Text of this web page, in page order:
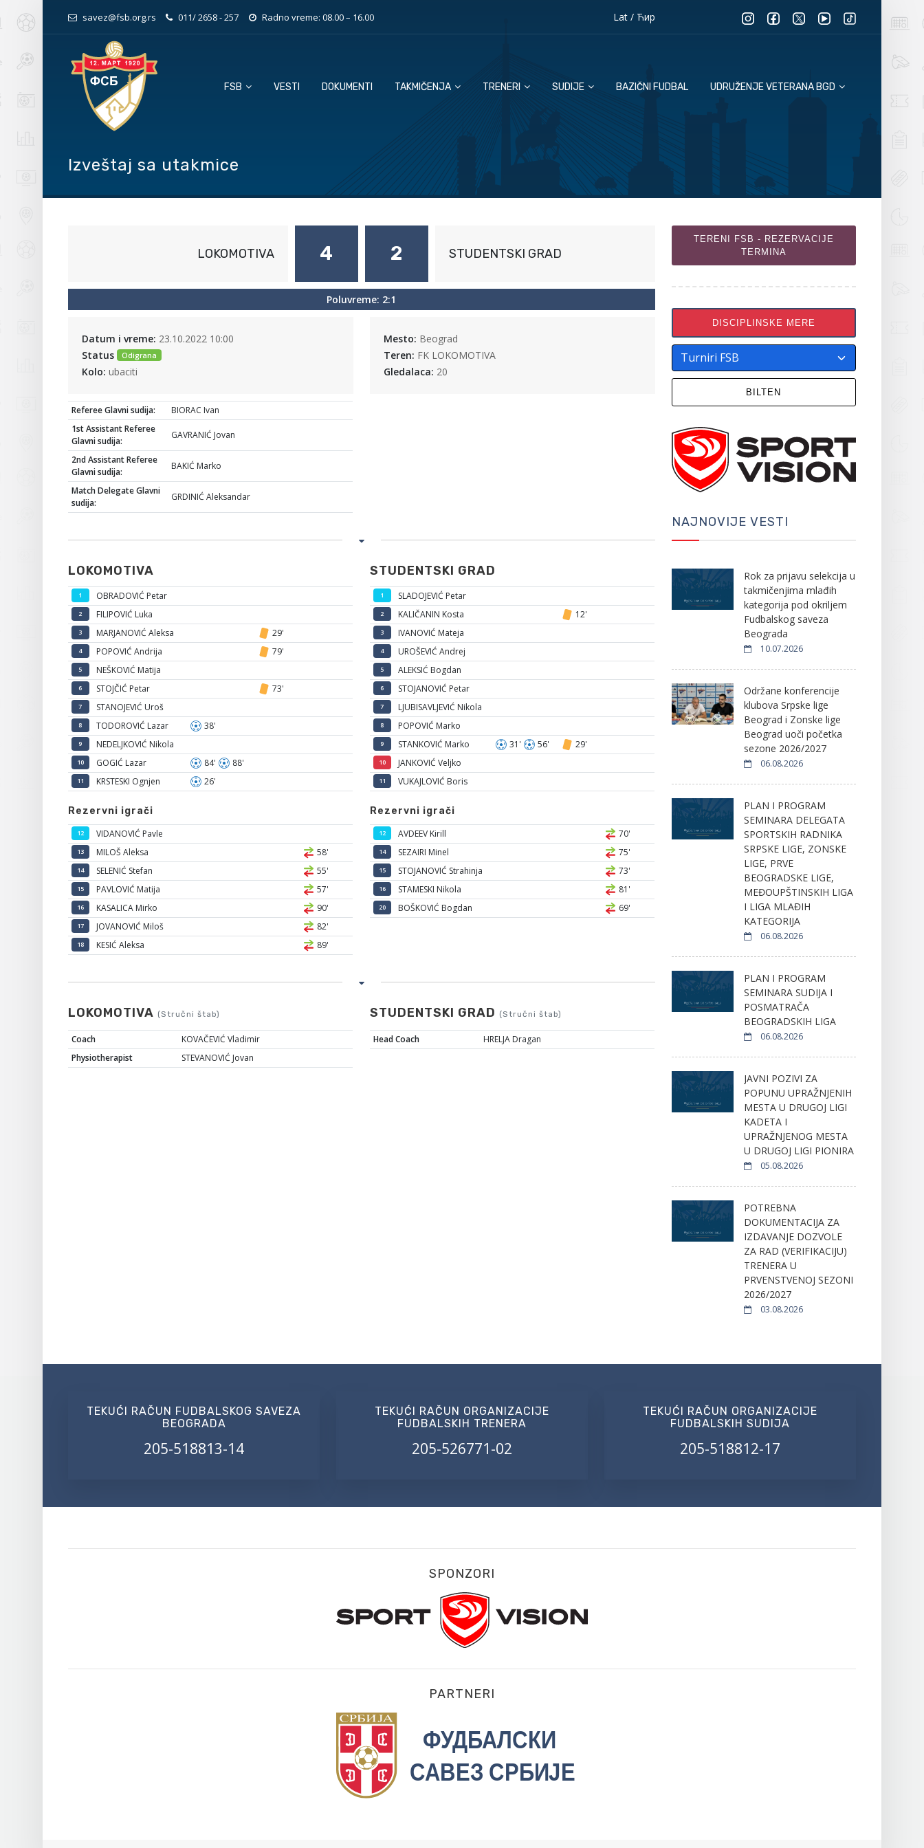
savez@fsb.org.rs 011/ 2658 - 257 Radno vreme: 08.00 – 16.00 Lat/ Ћир
FSB VESTI DOKUMENTI TAKMIČENJA TRENERI SUDIJE BAZIČNI FUDBAL UDRUŽENJE VETERANA BGD
Izveštaj sa utakmice
LOKOMOTIVA 4 2 STUDENTSKI GRAD
Poluvreme: 2:1
Datum i vreme: 23.10.2022 10:00
Status
Odigrana
Kolo: ubaciti
Mesto: Beograd
Teren: FK LOKOMOTIVA
Gledalaca: 20
Referee Glavni sudija:
BIORAC Ivan
1st Assistant Referee
Glavni sudija:
GAVRANIĆ Jovan
2nd Assistant Referee
Glavni sudija:
BAKIĆ Marko
Match Delegate Glavni
sudija:
GRDINIĆ Aleksandar
LOKOMOTIVA
1 OBRADOVIĆ Petar
2 FILIPOVIĆ Luka
3 MARJANOVIĆ Aleksa 29'
4 POPOVIĆ Andrija 79'
5 NEŠKOVIĆ Matija
6 STOJČIĆ Petar 73'
7 STANOJEVIĆ Uroš
8 TODOROVIĆ Lazar 38'
9 NEDELJKOVIĆ Nikola
10 GOGIĆ Lazar 84' 88'
11 KRSTESKI Ognjen 26'
Rezervni igrači
12 VIDANOVIĆ Pavle
13 MILOŠ Aleksa 58'
14 SELENIĆ Stefan 55'
15 PAVLOVIĆ Matija 57'
16 KASALICA Mirko 90'
17 JOVANOVIĆ Miloš 82'
18 KESIĆ Aleksa 89'
STUDENTSKI GRAD
1 SLADOJEVIĆ Petar
2 KALIČANIN Kosta 12'
3 IVANOVIĆ Mateja
4 UROŠEVIĆ Andrej
5 ALEKSIĆ Bogdan
6 STOJANOVIĆ Petar
7 LJUBISAVLJEVIĆ Nikola
8 POPOVIĆ Marko
9 STANKOVIĆ Marko 31' 56' 29'
10 JANKOVIĆ Veljko
11 VUKAJLOVIĆ Boris
Rezervni igrači
12 AVDEEV Kirill 70'
14 SEZAIRI Minel 75'
15 STOJANOVIĆ Strahinja 73'
16 STAMESKI Nikola 81'
20 BOŠKOVIĆ Bogdan 69'
LOKOMOTIVA (Stručni štab)
Coach
KOVAČEVIĆ Vladimir
Physiotherapist
STEVANOVIĆ Jovan
STUDENTSKI GRAD (Stručni štab)
Head Coach HRELJA Dragan
TERENI FSB - REZERVACIJE
TERMINA
DISCIPLINSKE MERE
BILTEN
NAJNOVIJE VESTI
Rok za prijavu selekcija u
takmičenjima mlađih
kategorija pod okriljem
Fudbalskog saveza
Beograda
10.07.2026
Održane konferencije
klubova Srpske lige
Beograd i Zonske lige
Beograd uoči početka
sezone 2026/2027
06.08.2026
PLAN I PROGRAM
SEMINARA DELEGATA
SPORTSKIH RADNIKA
SRPSKE LIGE, ZONSKE
LIGE, PRVE
BEOGRADSKE LIGE,
MEĐOUPŠTINSKIH LIGA
I LIGA MLAĐIH
KATEGORIJA
06.08.2026
PLAN I PROGRAM
SEMINARA SUDIJA I
POSMATRAČA
BEOGRADSKIH LIGA
06.08.2026
JAVNI POZIVI ZA
POPUNU UPRAŽNJENIH
MESTA U DRUGOJ LIGI
KADETA I
UPRAŽNJENOG MESTA
U DRUGOJ LIGI PIONIRA
05.08.2026
POTREBNA
DOKUMENTACIJA ZA
IZDAVANJE DOZVOLE
ZA RAD (VERIFIKACIJU)
TRENERA U
PRVENSTVENOJ SEZONI
2026/2027
03.08.2026
TEKUĆI RAČUN FUDBALSKOG SAVEZA
BEOGRADA
205-518813-14
TEKUĆI RAČUN ORGANIZACIJE
FUDBALSKIH TRENERA
205-526771-02
TEKUĆI RAČUN ORGANIZACIJE
FUDBALSKIH SUDIJA
205-518812-17
SPONZORI
PARTNERI